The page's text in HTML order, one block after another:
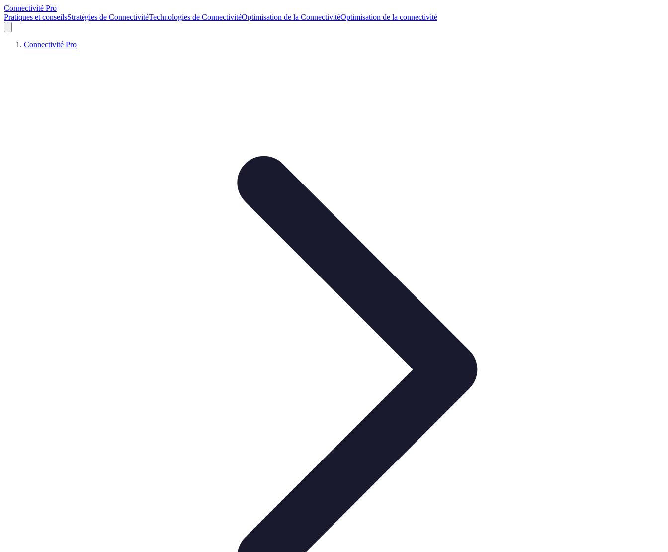
Connectivité Pro
Pratiques et conseilsStratégies de ConnectivitéTechnologies de ConnectivitéOptimisation de la ConnectivitéOptimisation de la connectivité
Connectivité Pro